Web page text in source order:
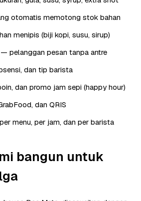
otomatis memotong stok bahan
menipis (biji kopi, susu, sirup)
pelanggan pesan tanpa antre
dan tip barista
dan promo jam sepi (happy hour)
dan QRIS
menu, per jam, dan per barista
bangun untuk